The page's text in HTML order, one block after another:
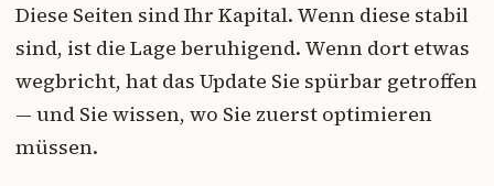
Diese Seiten sind Ihr Kapital. Wenn diese stabil
sind, ist die Lage beruhigend. Wenn dort etwas
wegbricht, hat das Update Sie spürbar getroffen
— und Sie wissen, wo Sie zuerst optimieren
müssen.